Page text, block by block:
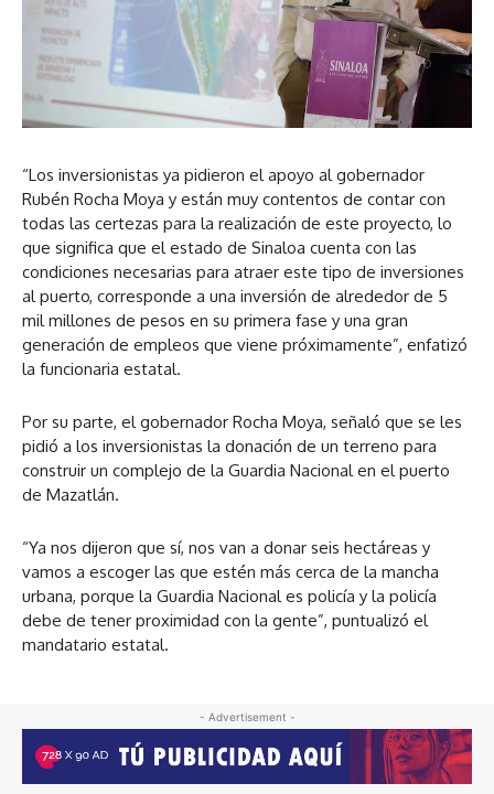
“Los inversionistas ya pidieron el apoyo al gobernador
Rubén Rocha Moya y están muy contentos de contar con
todas las certezas para la realización de este proyecto, lo
que significa que el estado de Sinaloa cuenta con las
condiciones necesarias para atraer este tipo de inversiones
al puerto, corresponde a una inversión de alrededor de 5
mil millones de pesos en su primera fase y una gran
generación de empleos que viene próximamente”, enfatizó
la funcionaria estatal.
Por su parte, el gobernador Rocha Moya, señaló que se les
pidió a los inversionistas la donación de un terreno para
construir un complejo de la Guardia Nacional en el puerto
de Mazatlán.
“Ya nos dijeron que sí, nos van a donar seis hectáreas y
vamos a escoger las que estén más cerca de la mancha
urbana, porque la Guardia Nacional es policía y la policía
debe de tener proximidad con la gente”, puntualizó el
mandatario estatal.
- Advertisement -